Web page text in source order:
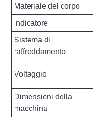
Materiale del corpo
Indicatore
Sistema di
raffreddamento
Voltaggio
Dimensioni della
macchina